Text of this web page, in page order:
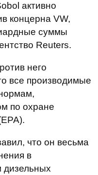
активно
концерна VW,
суммы
Reuters.
него
все производимые
по охране
что он весьма
в